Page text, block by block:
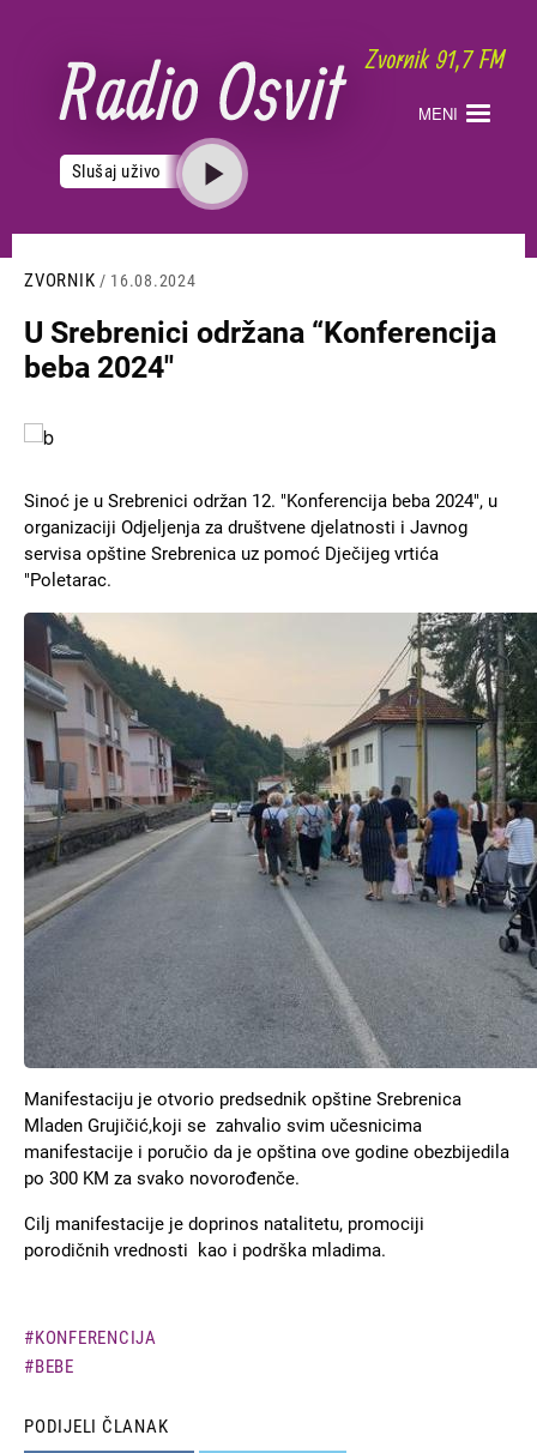
sadržaj
MENI
Slušaj uživo
ZVORNIK / 16.08.2024
U Srebrenici održana “Konferencija
beba 2024"
Slika
Sinoć je u Srebrenici održan 12. "Konferencija beba 2024", u
organizaciji Odjeljenja za društvene djelatnosti i Javnog
servisa opštine Srebrenica uz pomoć Dječijeg vrtića
"Poletarac.
Slika
Manifestaciju je otvorio predsednik opštine Srebrenica
Mladen Grujičić,koji se zahvalio svim učesnicima
manifestacije i poručio da je opština ove godine obezbijedila
po 300 KM za svako novorođenče.
Cilj manifestacije je doprinos natalitetu, promociji
porodičnih vrednosti kao i podrška mladima.
KONFERENCIJA
BEBE
PODIJELI ČLANAK